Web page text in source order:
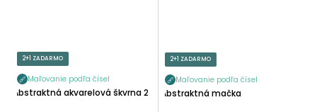
2+1 ZADARMO
Maľovanie podľa čísel
Abstraktná akvarelová škvrna 2
2+1 ZADARMO
Maľovanie podľa čísel
Abstraktná mačka